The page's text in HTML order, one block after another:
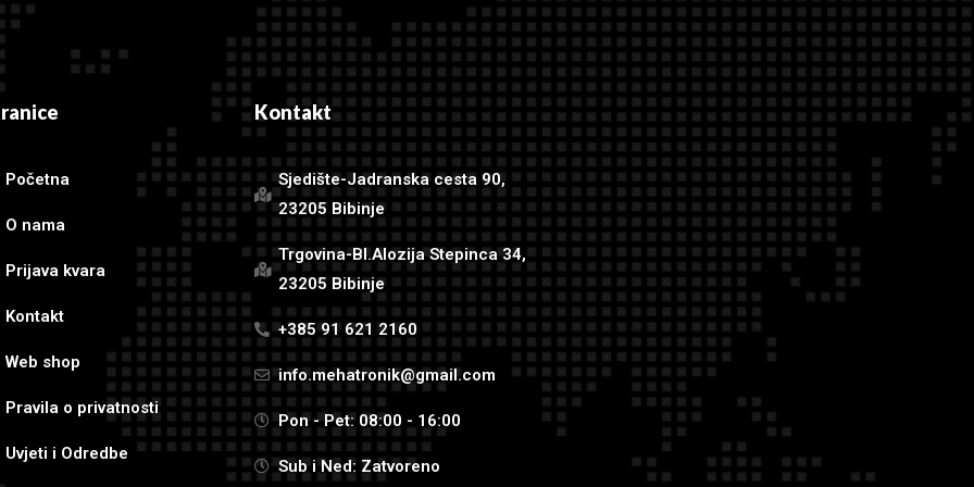
Početna
O nama
Prijava kvara
Kontakt
Web shop
Pravila o privatnosti
Uvjeti i Odredbe
Kontakt
Sjedište-Jadranska cesta 90,
23205 Bibinje
Trgovina-Bl.Alozija Stepinca 34,
23205 Bibinje
+385 91 621 2160
info.mehatronik@gmail.com
Pon - Pet: 08:00 - 16:00
Sub i Ned: Zatvoreno